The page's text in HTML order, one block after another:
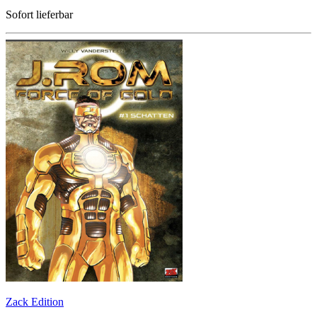
Sofort lieferbar
Zack Edition